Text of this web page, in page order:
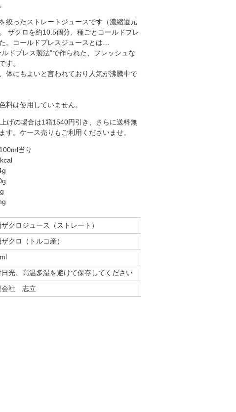
絞ったストレートジュースです（濃縮還元
ザクロを約10.5個分、種ごとコールドプレ
。コールドプレスジュースとは…
ドプレス製法”で作られた、フレッシュな
す。
体にもよいと言われており人気が沸騰中で
料は使用していません。
げの場合は1箱1540円引き、さらに送料無
す。ケース売りもご利用くださいませ。
当り
クロジュース（ストレート）
クロ（トルコ産）
日光、高温多湿を避けて保存してください
会社 志立